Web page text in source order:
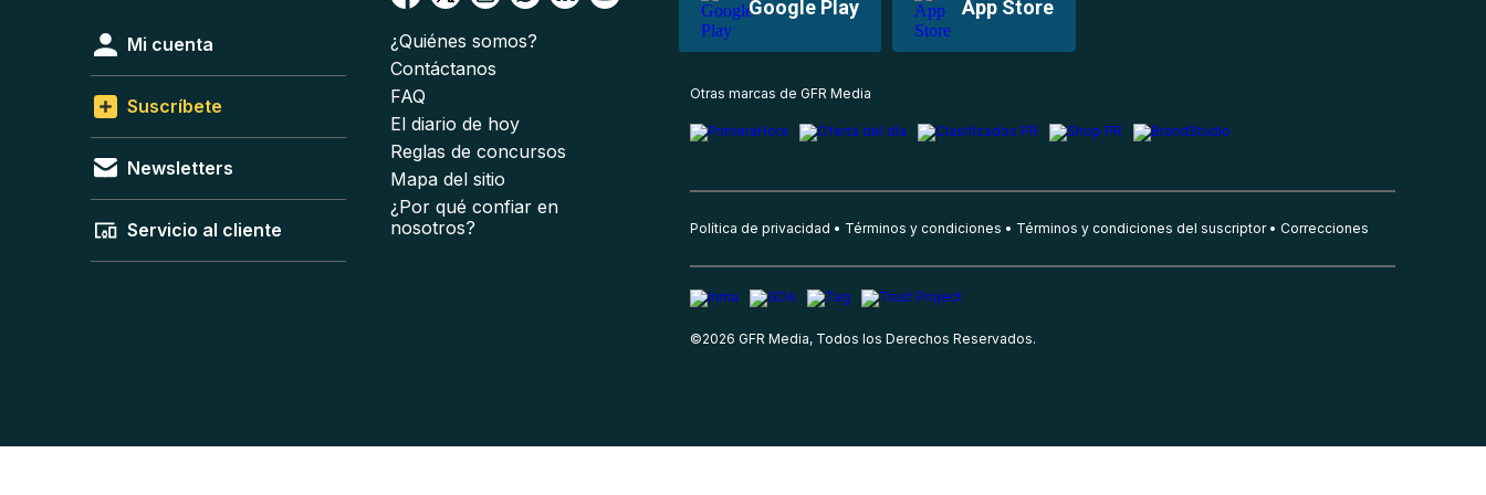
Google Play App Store
Mi cuenta
Suscríbete
Newsletters
Servicio al cliente
¿Quiénes somos?
Contáctanos
FAQ
El diario de hoy
Reglas de concursos
Mapa del sitio
¿Por qué confiar en
nosotros?
Otras marcas de GFR Media
Política de privacidad Términos y condiciones Términos y condiciones del suscriptor Correcciones
©2026 GFR Media, Todos los Derechos Reservados.